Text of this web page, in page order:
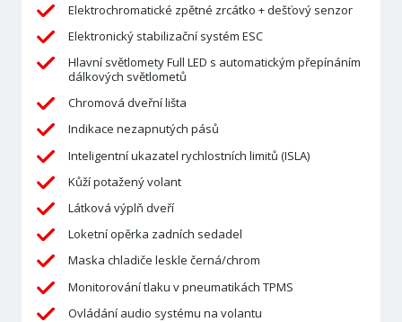
Elektrochromatické zpětné zrcátko + dešťový senzor
Elektronický stabilizační systém ESC
Hlavní světlomety Full LED s automatickým přepínáním
dálkových světlometů
Chromová dveřní lišta
Indikace nezapnutých pásů
Inteligentní ukazatel rychlostních limitů (ISLA)
Kůží potažený volant
Látková výplň dveří
Loketní opěrka zadních sedadel
Maska chladiče leskle černá/chrom
Monitorování tlaku v pneumatikách TPMS
Ovládání audio systému na volantu